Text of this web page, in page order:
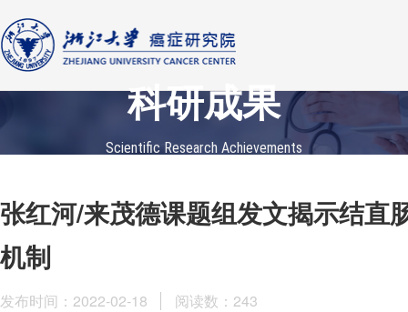
科研成果
Scientific Research Achievements
张红河/来茂德课题组发文揭示结
机制
发布时间：2022-02-18 阅读数： 243